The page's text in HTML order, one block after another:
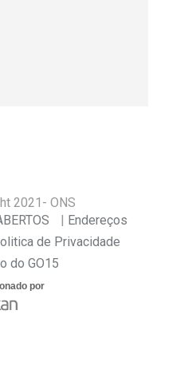
2021 - ONS
Endereços
de Privacidade
do GO15
por